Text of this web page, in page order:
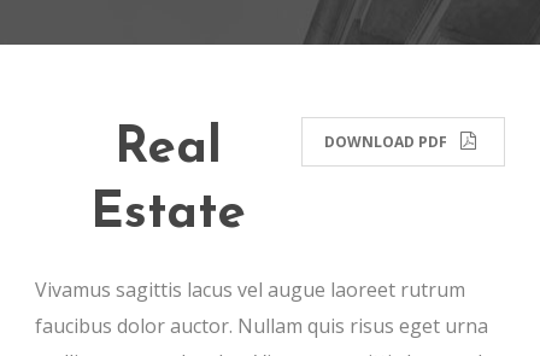
DOWNLOAD PDF
Real
Estate
Vivamus sagittis lacus vel augue laoreet rutrum
faucibus dolor auctor. Nullam quis risus eget urna